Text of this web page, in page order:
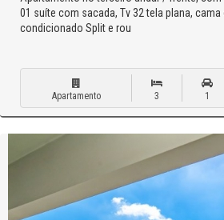
01 suíte com sacada, Tv 32 tela plana, cama
condicionado Split e rou
Apartamento 3 1